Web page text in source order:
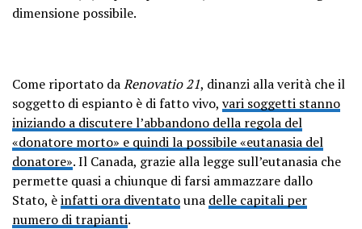
dimensione possibile.
Come riportato daRenovatio 21, dinanzi alla verità che il
soggetto di espianto è di fatto vivo, vari soggetti stanno
iniziando a discutere l’abbandono della regola del
«donatore morto» e quindi la possibile «eutanasia del
donatore». Il Canada, grazie alla legge sull’eutanasia che
permette quasi a chiunque di farsi ammazzare dallo
Stato, èinfatti ora diventatouna delle capitali per
numero di trapianti.